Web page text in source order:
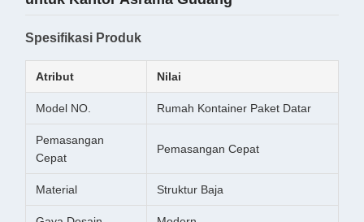
Spesifikasi Produk
Atribut Nilai
Model NO. Rumah Kontainer Paket Datar
Pemasangan
Cepat
Pemasangan Cepat
Material Struktur Baja